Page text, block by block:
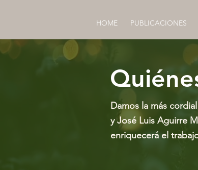
HOME PUBLICACIONES
Damos la más
y José Luis Aguirre
enriquecerá el